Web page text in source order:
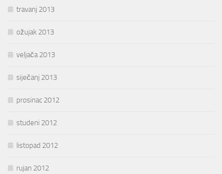
travanj 2013
ožujak 2013
veljača 2013
siječanj 2013
prosinac 2012
studeni 2012
listopad 2012
rujan 2012